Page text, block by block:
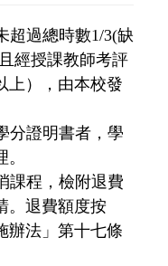
超過總時數1/3(缺
經授課教師考評
上），由本校發
分證明書者，學
課程，檢附退費
。退費額度按
辦法」第十七條